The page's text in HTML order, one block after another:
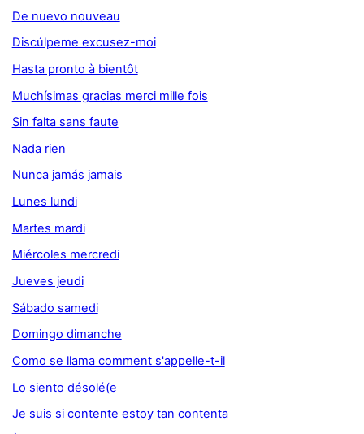
De nuevo nouveau
Discúlpeme excusez-moi
Hasta pronto à bientôt
Muchísimas gracias merci mille fois
Sin falta sans faute
Nada rien
Nunca jamás jamais
Lunes lundi
Martes mardi
Miércoles mercredi
Jueves jeudi
Sábado samedi
Domingo dimanche
Como se llama comment s'appelle-t-il
Lo siento désolé(e
Je suis si contente estoy tan contenta